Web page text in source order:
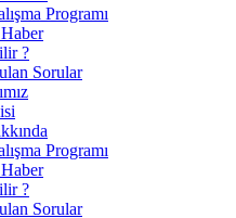
Programı
?
Sorular
Programı
?
Sorular